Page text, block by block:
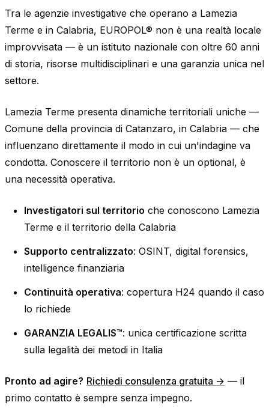
Tra le agenzie investigative che operano a Lamezia
Terme e in Calabria, EUROPOL® non è una realtà locale
improvvisata — è un istituto nazionale con oltre 60 anni
di storia, risorse multidisciplinari e una garanzia unica nel
settore.
Lamezia Terme presenta dinamiche territoriali uniche —
Comune della provincia di Catanzaro, in Calabria — che
influenzano direttamente il modo in cui un'indagine va
condotta. Conoscere il territorio non è un optional, è
una necessità operativa.
Investigatori sul territorio che conoscono Lamezia
Terme e il territorio della Calabria
Supporto centralizzato: OSINT, digital forensics,
intelligence finanziaria
Continuità operativa: copertura H24 quando il caso
lo richiede
GARANZIA LEGALIS™: unica certificazione scritta
sulla legalità dei metodi in Italia
Pronto ad agire? Richiedi consulenza gratuita → — il
primo contatto è sempre senza impegno.